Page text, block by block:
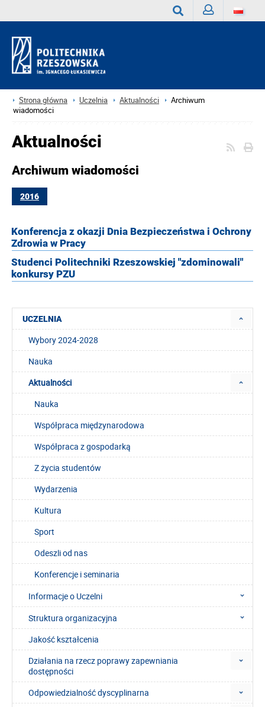
Strona główna Uczelnia Aktualności
Archiwum
wiadomości
Aktualności
Archiwum wiadomości
2016
Konferencja z okazji Dnia Bezpieczeństwa i Ochrony
Zdrowia w Pracy
Studenci Politechniki Rzeszowskiej "zdominowali"
konkursy PZU
UCZELNIA
Wybory 2024-2028
Nauka
Aktualności
Nauka
Współpraca międzynarodowa
Współpraca z gospodarką
Z życia studentów
Wydarzenia
Kultura
Sport
Odeszli od nas
Konferencje i seminaria
Informacje o Uczelni
Struktura organizacyjna
Jakość kształcenia
Działania na rzecz poprawy zapewniania
dostępności
Odpowiedzialność dyscyplinarna